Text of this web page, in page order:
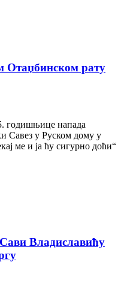
Отаџбинском рату
годишњице напада
Савез у Руском дому у
ме и ја ћу сигурно доћи“
Владиславићу